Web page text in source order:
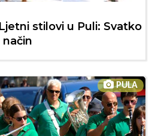
stilovi u Puli: Svatko
PULA